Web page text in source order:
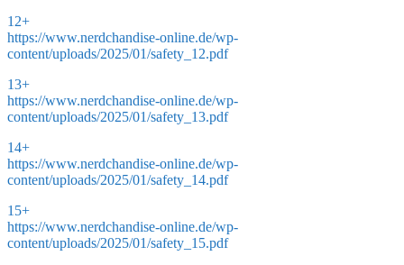
12+
https://www.nerdchandise-online.de/wp-
content/uploads/2025/01/safety_12.pdf
13+
https://www.nerdchandise-online.de/wp-
content/uploads/2025/01/safety_13.pdf
14+
https://www.nerdchandise-online.de/wp-
content/uploads/2025/01/safety_14.pdf
15+
https://www.nerdchandise-online.de/wp-
content/uploads/2025/01/safety_15.pdf